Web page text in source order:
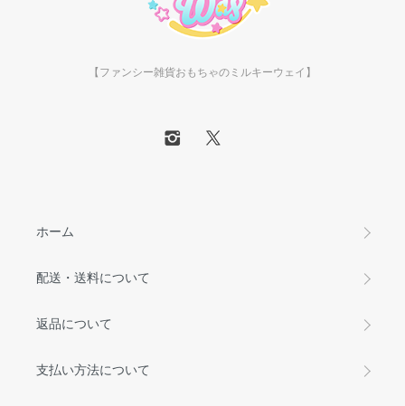
【ファンシー雑貨おもちゃのミルキーウェイ】
ホーム
配送・送料について
返品について
支払い方法について